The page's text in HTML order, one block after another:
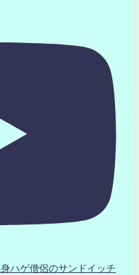
ハゲ僧侶のサンドイッチ